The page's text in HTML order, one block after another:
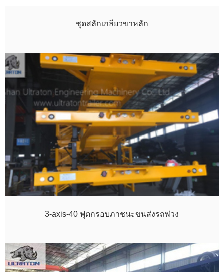
ชุดสลักเกลียวขาหลัก
3-axis-40 ฟุตกรอบภาชนะขนส่งรถพ่วง